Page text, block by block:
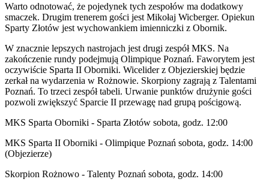
Warto odnotować, że pojedynek tych zespołów ma dodatkowy
smaczek. Drugim trenerem gości jest Mikołaj Wicberger. Opiekun
Sparty Złotów jest wychowankiem imienniczki z Obornik.
W znacznie lepszych nastrojach jest drugi zespół MKS. Na
zakończenie rundy podejmują Olimpique Poznań. Faworytem jest
oczywiście Sparta II Oborniki. Wicelider z Objezierskiej będzie
zerkał na wydarzenia w Rożnowie. Skorpiony zagrają z Talentami
Poznań. To trzeci zespół tabeli. Urwanie punktów drużynie gości
pozwoli zwiększyć Sparcie II przewagę nad grupą pościgową.
MKS Sparta Oborniki - Sparta Złotów sobota, godz. 12:00
MKS Sparta II Oborniki - Olimpique Poznań sobota, godz. 14:00
(Objezierze)
Skorpion Rożnowo - Talenty Poznań sobota, godz. 14:00